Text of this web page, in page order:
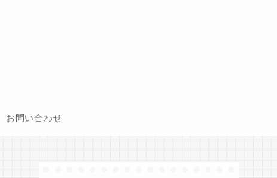
お問い合わせ